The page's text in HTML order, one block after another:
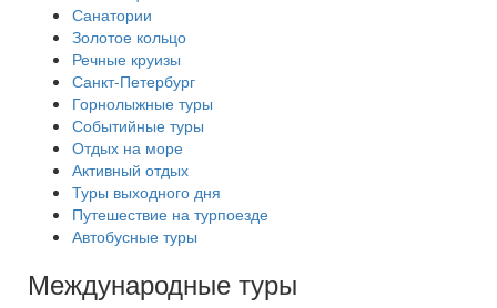
Санатории
Золотое кольцо
Речные круизы
Санкт-Петербург
Горнолыжные туры
Событийные туры
Отдых на море
Активный отдых
Туры выходного дня
Путешествие на турпоезде
Автобусные туры
Международные туры